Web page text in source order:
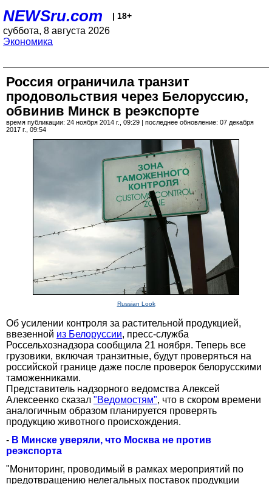
NEWSru.com | 18+
суббота, 8 августа 2026
Экономика
Россия ограничила транзит
продовольствия через Белоруссию,
обвинив Минск в реэкспорте
время публикации: 24 ноября 2014 г., 09:29 | последнее обновление: 07 декабря
2017 г., 09:54
Russian Look
Об усилении контроля за растительной продукцией,
ввезенной из Белоруссии, пресс-служба
Россельхознадзора сообщила 21 ноября. Теперь все
грузовики, включая транзитные, будут проверяться на
российской границе даже после проверок белорусскими
таможенниками.
Представитель надзорного ведомства Алексей
Алексеенко сказал "Ведомостям", что в скором времени
аналогичным образом планируется проверять
продукцию животного происхождения.
- В Минске уверяли, что Москва не против
реэкспорта
"Мониторинг, проводимый в рамках мероприятий по
предотвращению нелегальных поставок продукции